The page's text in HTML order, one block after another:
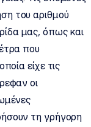
του αριθμού
μας, όπως και
που
είχε τις
οι
τη γρήγορη